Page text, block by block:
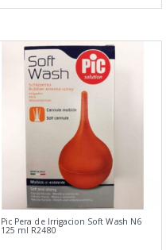
Pic Pera de Irrigacion Soft Wash N6
125 ml R2480